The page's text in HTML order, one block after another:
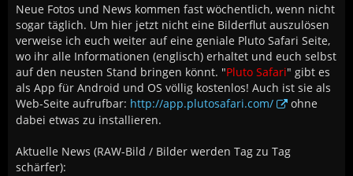
Neue Fotos und News kommen fast wöchentlich, wenn nicht
sogar täglich. Um hier jetzt nicht eine Bilderflut auszulösen
verweise ich euch weiter auf eine geniale Pluto Safari Seite,
wo ihr alle Informationen (englisch) erhaltet und euch selbst
auf den neusten Stand bringen könnt. "Pluto Safari" gibt es
als App für Android und OS völlig kostenlos! Auch ist sie als
Web-Seite aufrufbar: http://app.plutosafari.com/
ohne
dabei etwas zu installieren.
Aktuelle News (RAW-Bild / Bilder werden Tag zu Tag
schärfer):